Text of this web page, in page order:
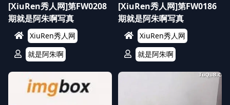
[XiuRen秀人网]第FW0208
期就是阿朱啊写真
XiuRen秀人网
就是阿朱啊
[XiuRen秀人网]第FW0186
期就是阿朱啊写真
XiuRen秀人网
就是阿朱啊